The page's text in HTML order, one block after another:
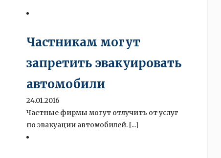
Частникам могут
запретить эвакуировать
автомобили
24.01.2016
Частные фирмы могут отлучить от услуг
по эвакуации автомобилей. [...]